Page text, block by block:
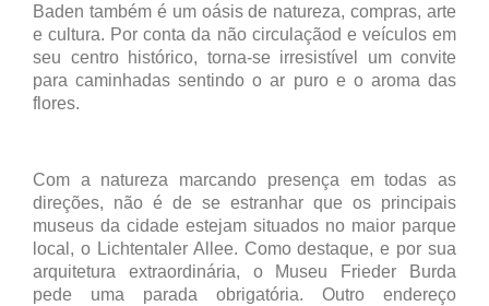
Baden também é um oásis de natureza, compras, arte
e cultura. Por conta da não circulaçãod e veículos em
seu centro histórico, torna-se irresistível um convite
para caminhadas sentindo o ar puro e o aroma das
flores.
Com a natureza marcando presença em todas as
direções, não é de se estranhar que os principais
museus da cidade estejam situados no maior parque
local, o Lichtentaler Allee. Como destaque, e por sua
arquitetura extraordinária, o Museu Frieder Burda
pede uma parada obrigatória. Outro endereço